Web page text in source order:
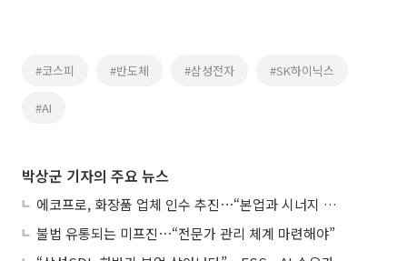
#코스피 #반도체 #삼성전자 #SK하이닉스
#AI
박상군 기자의 주요 뉴스
에코프로, 화장품 업체 인수 추진⋯“본업과 시너지 부족”
불법 유통되는 미프진⋯“전문가 관리 체계 마련해야”